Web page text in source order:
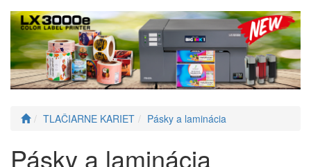
TLAČIARNE KARIET Pásky a laminácia
Pásky a laminácia